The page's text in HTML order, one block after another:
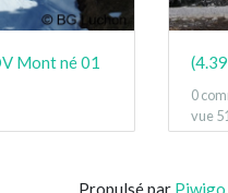
Mont né 01
0
vue
Propulsé par Piwigo